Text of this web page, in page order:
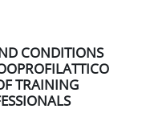
CONDITIONS
TRAINING